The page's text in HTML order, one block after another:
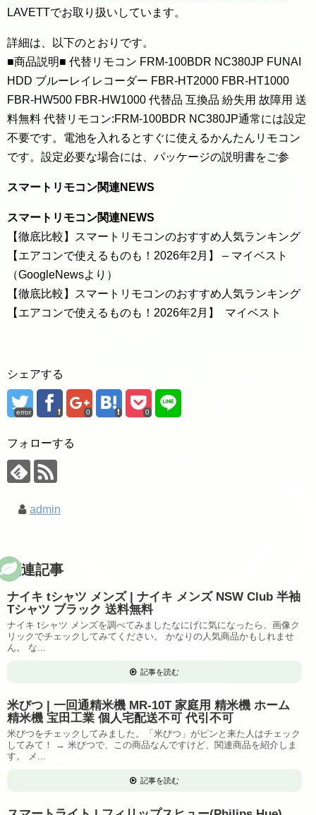
LAVETTでお取り扱いしています。
詳細は、以下のとおりです。
■商品説明■ 代替リモコン FRM-100BDR NC380JP FUNAI
HDD ブルーレイレコーダー FBR-HT2000 FBR-HT1000
FBR-HW500 FBR-HW1000 代替品 互換品 紛失用 故障用 送
料無料 代替リモコン:FRM-100BDR NC380JP通常には設定
不要です。電池を入れるとすぐに使えるかんたんリモコン
です。設定必要な場合には、パッケージの説明書をご参
スマートリモコン関連NEWS
スマートリモコン関連NEWS
【徹底比較】スマートリモコンのおすすめ人気ランキング
【エアコンで使えるものも！2026年2月】 – マイベスト
（GoogleNewsより）
【徹底比較】スマートリモコンのおすすめ人気ランキング
【エアコンで使えるものも！2026年2月】 マイベスト
シェアする
error 0 0
フォローする
admin
関連記事
ナイキ tシャツ メンズ | ナイキ メンズ NSW Club 半袖
Tシャツ ブラック 送料無料
ナイキ tシャツ メンズを調べてみましたなにげに気になったら、画像ク
リックでチェックしてみてください。 かなりの人気商品かもしれませ
ん。 な...
記事を読む
米びつ | 一回通精米機 MR-10T 家庭用 精米機 ホーム
精米機 宝田工業 個人宅配送不可 代引不可
米びつをチェックしてみました。「米びつ」がピンと来た人はチェック
してみて！ → 米びつで、この商品なんですけど、関連商品を紹介しま
す。 メ...
記事を読む